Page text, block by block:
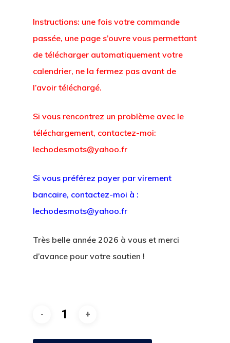
Instructions: une fois votre commande
passée, une page s’ouvre vous permettant
de télécharger automatiquement votre
calendrier, ne la fermez pas avant de
l’avoir téléchargé.
Si vous rencontrez un problème avec le
téléchargement, contactez-moi:
lechodesmots@yahoo.fr
Si vous préférez payer par virement
bancaire, contactez-moi à :
lechodesmots@yahoo.fr
Très belle année 2026 à vous et merci
d’avance pour votre soutien !
Contact
Wow Look At This!
This is an optional,
About Salient
2500 Castle Dr
Manhattan, NY
E: